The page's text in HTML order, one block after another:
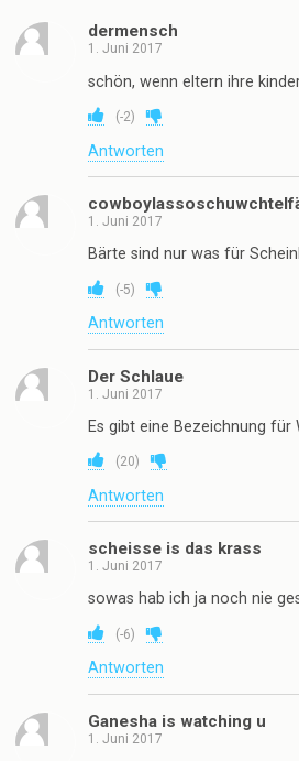
dermensch
1. Juni 2017
schön, wenn eltern ihre
(-2)
Antworten
1. Juni 2017
Bärte sind nur was für
(-5)
Antworten
Der Schlaue
1. Juni 2017
Es gibt eine Bezeichnung für
(20)
Antworten
scheisse is das krass
1. Juni 2017
sowas hab ich ja noch nie
(-6)
Antworten
Ganesha is watching u
1. Juni 2017